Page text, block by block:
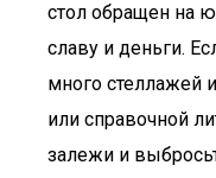
стол обращен на
славу и деньги.
много стеллажей
или справочной
залежи и